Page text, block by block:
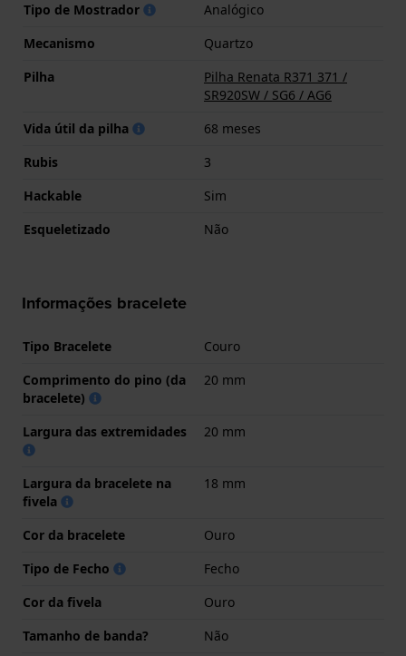
Tipo de Mostrador
Analógico
Mecanismo
Quartzo
Pilha
Pilha Renata R371 371 /
SR920SW / SG6 / AG6
Vida útil da pilha
68 meses
Rubis
3
Hackable
Sim
Esqueletizado
Não
Informações bracelete
Tipo Bracelete
Couro
Comprimento do pino (da
bracelete)
20 mm
Largura das extremidades 20 mm
Largura da bracelete na
fivela
18 mm
Cor da bracelete
Ouro
Tipo de Fecho
Fecho
Cor da fivela
Ouro
Tamanho de banda?
Não